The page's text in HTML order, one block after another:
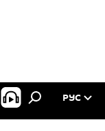
РУС